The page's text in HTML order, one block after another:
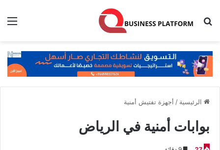
بحث عن
الرئيسية / أجهزة تفتيش أمنية
بوابات أمنية في الرياض